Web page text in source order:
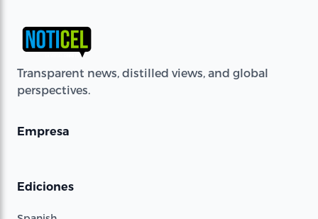
Transparent news, distilled views, and global
perspectives.
Empresa
Ediciones